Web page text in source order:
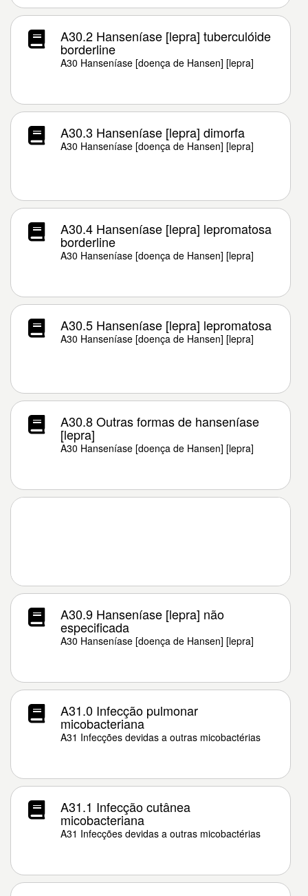
A30.2 Hanseníase [lepra] tuberculóide
borderline
A30 Hanseníase [doença de Hansen] [lepra]
A30.3 Hanseníase [lepra] dimorfa
A30 Hanseníase [doença de Hansen] [lepra]
A30.4 Hanseníase [lepra] lepromatosa
borderline
A30 Hanseníase [doença de Hansen] [lepra]
A30.5 Hanseníase [lepra] lepromatosa
A30 Hanseníase [doença de Hansen] [lepra]
A30.8 Outras formas de hanseníase
[lepra]
A30 Hanseníase [doença de Hansen] [lepra]
A30.9 Hanseníase [lepra] não
especificada
A30 Hanseníase [doença de Hansen] [lepra]
A31.0 Infecção pulmonar
micobacteriana
A31 Infecções devidas a outras micobactérias
A31.1 Infecção cutânea
micobacteriana
A31 Infecções devidas a outras micobactérias